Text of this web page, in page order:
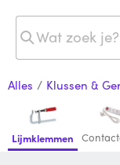
Alles / Klussen &
Lijmklemmen